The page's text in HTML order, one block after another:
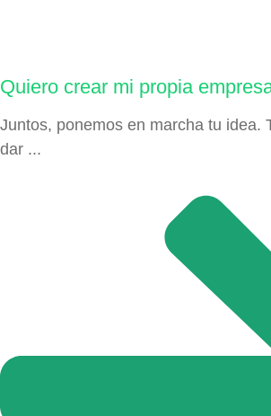
Quiero crear mi propia
Juntos, ponemos en marcha tu idea.
dar ...